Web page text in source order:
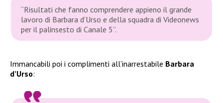
“Risultati che fanno comprendere appieno il grande
lavoro di Barbara d’Urso e della squadra di Videonews
per il palinsesto di Canale 5”.
Immancabili poi i complimenti all’inarrestabile Barbara
d’Urso: